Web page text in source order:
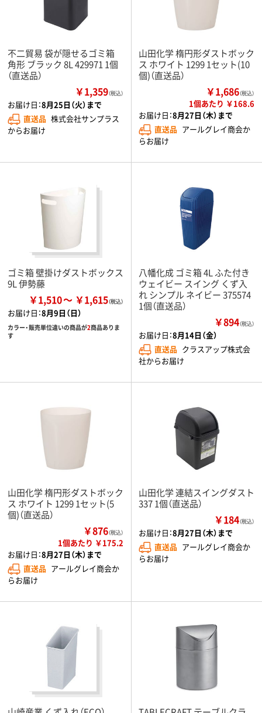
不二貿易 袋が隠せるゴミ箱
角形 ブラック 8L 429971 1個
（直送品）
￥1,359（税込）
お届け日：8月25日（火）まで
直送品 株式会社サンプラス
からお届け
山田化学 楕円形ダストボック
ス ホワイト 1299 1セット(10
個)（直送品）
￥1,686（税込）
1個あたり ￥168.6
お届け日：8月27日（木）まで
直送品 アールグレイ商会か
らお届け
ゴミ箱 壁掛けダストボックス
9L 伊勢藤
￥1,510 ￥1,615
お届け日：8月9日（日）
カラー・販売単位違いの商品が2商品ありま
す
八幡化成 ゴミ箱 4L ふた付き
ウェイビー スイング くず入
れ シンプル ネイビー 375574
1個（直送品）
￥894（税込）
お届け日：8月14日（金）
直送品 クラスアップ株式会
社からお届け
山田化学 楕円形ダストボック
ス ホワイト 1299 1セット(5
個)（直送品）
￥876（税込）
1個あたり ￥175.2
お届け日：8月27日（木）まで
直送品 アールグレイ商会か
らお届け
山田化学 連結スイングダスト
337 1個（直送品）
￥184（税込）
お届け日：8月27日（木）まで
直送品 アールグレイ商会か
らお届け